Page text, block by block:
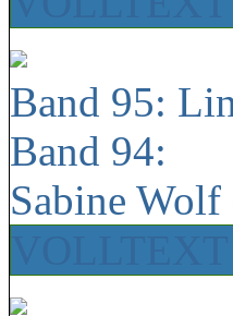
Band 95:
Band 94:
Sabine